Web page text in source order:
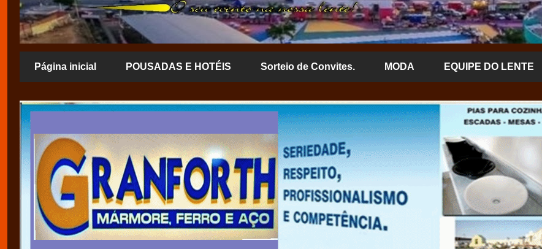
Página inicial POUSADAS E HOTÉIS Sorteio de Convites. MODA EQUIPE DO LENTE